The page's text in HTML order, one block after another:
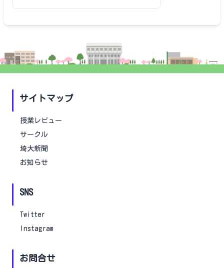
サイトマップ
授業レビュー
サークル
埼大新聞
お知らせ
SNS
Twitter
Instagram
お問合せ